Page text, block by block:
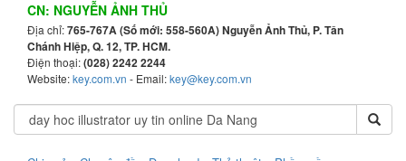
CN: NGUYỄN ẢNH THỦ
Địa chỉ:765-767A (Số mới: 558-560A) Nguyễn Ảnh Thủ, P. Tân
Chánh Hiệp, Q. 12, TP. HCM.
Điện thoại:(028) 2242 2244
Website:key.com.vn - Email:key@key.com.vn